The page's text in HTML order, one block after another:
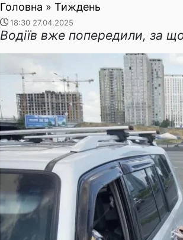
Головна » Тиждень
18:30 27.04.2025
Водіїв вже попередили, за